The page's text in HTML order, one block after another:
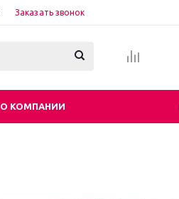
Заказать звонок
О КОМПАНИИ